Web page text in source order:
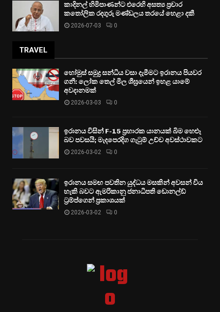
කාදිනල් හිමිපාණන්ට එරෙහි අසත්‍ය ප්‍රචාර
කතෝලික රදගුරු මණ්ඩලය තරයේ හෙළා දකී
2026-07-03 0
TRAVEL
හෝමුස් සමුද්‍ර සන්ධිය වසා දැමීමට ඉරානය පියවර
ගනී: ලෝක තෙල් මිල ශීඝ්‍රයෙන් ඉහළ යාමේ
අවදානමක්
2026-03-03 0
ඉරානය විසින් F-15 ප්‍රහාරක යානයක් බිම හෙළූ
බව පවසයි; මැදපෙරදිග ගැටුම් උච්ච අවස්ථාවකට
2026-03-02 0
ඉරානය සමඟ පවතින යුද්ධය මසකින් අවසන් විය
හැකි බවට ඇමරිකානු ජනාධිපති ඩොනල්ඩ්
ට්‍රම්ප්ගෙන් ප්‍රකාශයක්
2026-03-02 0